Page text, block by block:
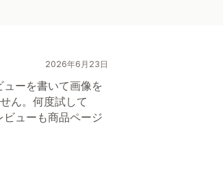
2026年6月23日
ーを書いて画像を
ん。何度試して
ューも商品ページ